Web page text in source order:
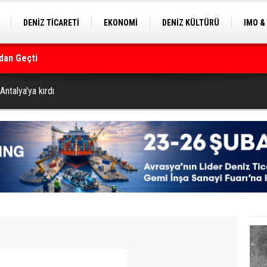
DENİZ TİCARETİ EKONOMİ DENİZ KÜLTÜRÜ
IMO
Geçti
kırdı